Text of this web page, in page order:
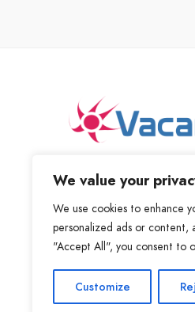
We value your
We use cookies to enhance
personalized ads or content,
"Accept All", you consent to
Customize